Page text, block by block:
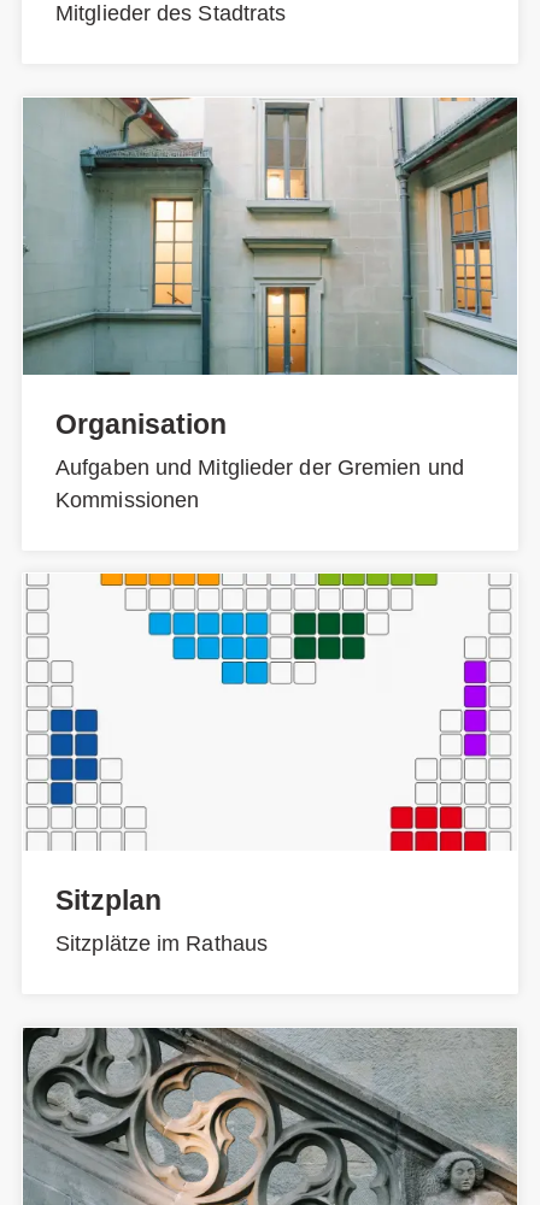
Mitglieder des Stadtrats
Organisation
Aufgaben und Mitglieder der Gremien und
Kommissionen
Sitzplan
Sitzplätze im Rathaus